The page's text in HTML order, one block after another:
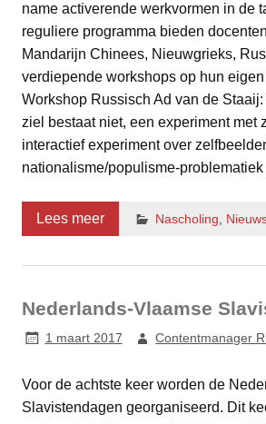
name activerende werkvormen in de
reguliere programma bieden
Mandarijn Chinees, Nieuwgrieks,
verdiepende workshops op hun
Workshop Russisch Ad van de Staaij:
ziel bestaat niet, een experiment met
interactief experiment over
nationalisme/populisme-problematiek
Lees meer Nascholing
Nederlands-Vlaamse
1 maart 2017 Contentmanager
Voor de achtste keer worden de
Slavistendagen georganiseerd. Dit